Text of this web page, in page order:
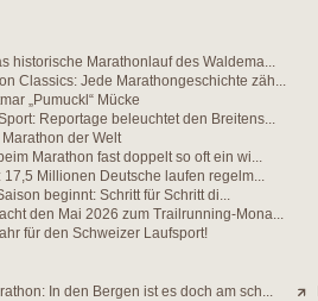
historische Marathonlauf des Waldema...
Classics: Jede Marathongeschichte zäh...
„Pumuckl“ Mücke
Reportage beleuchtet den Breitens...
der Welt
Marathon fast doppelt so oft ein wi...
17,5 Millionen Deutsche laufen regelm...
beginnt: Schritt für Schritt di...
den Mai 2026 zum Trailrunning-Mona...
für den Schweizer Laufsport!
In den Bergen ist es doch am sch...